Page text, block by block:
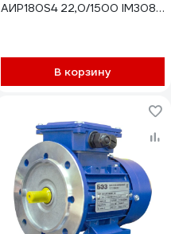
АИР180S4 22,0/1500 IM3081
В корзину